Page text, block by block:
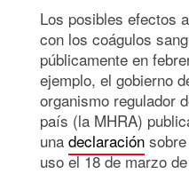
Los posibles efectos
con los coágulos
públicamente en
ejemplo, el gobierno
organismo regulador
país (la MHRA)
una declaración
uso el 18 de marzo